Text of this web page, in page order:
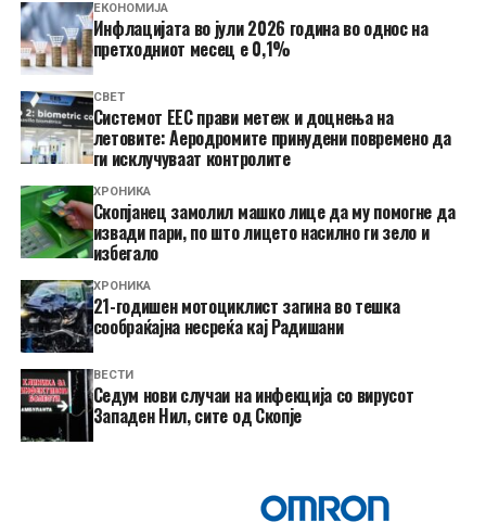
ЕКОНОМИЈА
Инфлацијата во јули 2026 година во однос на
претходниот месец е 0,1%
СВЕТ
Системот ЕЕС прави метеж и доцнења на
летовите: Аеродромите принудени повремено да
ги исклучуваат контролите
ХРОНИКА
Скопјанец замолил машко лице да му помогне да
извади пари, по што лицето насилно ги зело и
избегало
ХРОНИКА
21-годишен мотоциклист загина во тешка
сообраќајна несреќа кај Радишани
ВЕСТИ
Седум нови случаи на инфекција со вирусот
Западен Нил, сите од Скопје